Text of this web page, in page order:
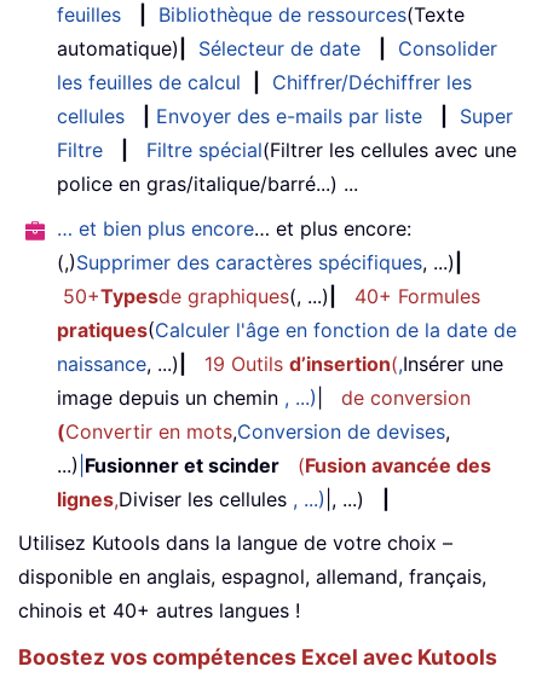
feuilles
Bibliothèque de ressources(Texte
automatique)
Sélecteur de date
Consolider
les feuilles de calcul
Chiffrer/Déchiffrer les
cellules
Envoyer des e-mails par liste
Super
Filtre
Filtre spécial(Filtrer les cellules avec une
police en gras/italique/barré...) ...
… et bien plus encore… et plus encore:
(,)Supprimer des caractères spécifiques, ...)
50+Typesde graphiques(, ...)
40+ Formules
pratiques(Calculer l'âge en fonction de la date de
naissance, ...) 19 Outils d’insertion(,Insérer une
image depuis un chemin , ...)
de conversion
(Convertir en mots,Conversion de devises,
...) Fusionner et scinder (Fusion avancée des
lignes,Diviser les cellules , ...) |, ...)
Utilisez Kutools dans la langue de votre choix –
disponible en anglais, espagnol, allemand, français,
chinois et 40+ autres langues !
Boostez vos compétences Excel avec Kutools